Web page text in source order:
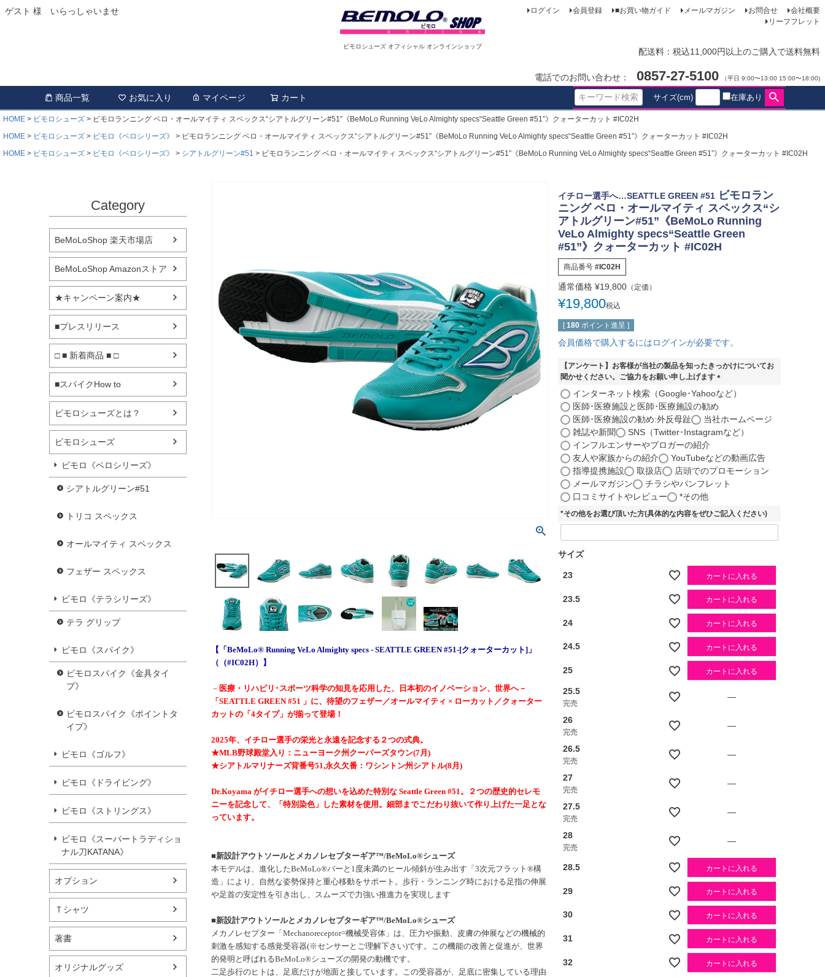
ゲスト 様 いらっしゃいませ
ビモロシューズ オフィシャル オンラインショップ
ログイン 会員登録 ■お買い物ガイド メールマガジン お問合せ
会社概要
リーフフレット
配送料：税込11,000円以上のご購入で送料無料
電話でのお問い合わせ： 0857-27-5100 （平日 9:00〜13:00 15:00〜18:00)
商品一覧 お気に入り マイページ カート サイズ(cm) 在庫あり
HOME ビモロシューズ
ビモロランニング ベロ・オールマイティ スペックス“シアトルグリーン#51”《BeMoLo Running VeLo Almighty specs“Seattle Green #51”》クォーターカット #IC02H
HOME
ビモロシューズ ビモロ《ベロシリーズ》
ビモロランニング ベロ・オールマイティ スペックス“シアトルグリーン#51”《BeMoLo Running VeLo Almighty specs“Seattle Green #51”》クォーターカット #IC02H
HOME
ビモロシューズ ビモロ《ベロシリーズ》 シアトルグリーン#51 ビモロランニング ベロ・オールマイティ スペックス“シアトルグリーン#51”《BeMoLo Running VeLo Almighty specs“Seattle Green #51”》クォーターカット #IC02H
Category
BeMoLoShop 楽天市場店
BeMoLoShop Amazonストア
★キャンペーン案内★
■プレスリリース
□ ■ 新着商品 ■ □
■スパイクHow to
ビモロシューズとは？
ビモロシューズ
ビモロ《ベロシリーズ》
シアトルグリーン#51
トリコ スペックス
オールマイティ スペックス
フェザー スペックス
ビモロ《テラシリーズ》
テラ グリップ
ビモロ《スパイク》
ビモロスパイク《金具タイ
プ》
ビモロスパイク《ポイントタ
イプ》
ビモロ《ゴルフ》
ビモロ《ドライビング》
ビモロ《ストリングス》
ビモロ《スーパートラディショ
ナル刀KATANA》
オプション
Ｔシャツ
著書
オリジナルグッズ
【「BeMoLo® Running VeLo Almighty specs - SEATTLE GREEN #51-[クォーターカット]」
（（#IC02H）】
－ 医療・リハビリ･スポーツ科学の知見を応用した、日本初のイノベーション、世界へ－
「SEATTLE GREEN #51 」に、待望のフェザー／オールマイティ × ローカット／クォーター
カットの「4タイプ」が揃って登場！
2025年、イチロー選手の栄光と永遠を記念する２つの式典。
★MLB野球殿堂入り：ニューヨーク州クーパーズタウン(7月)
★シアトルマリナーズ背番号51,永久欠番：ワシントン州シアトル(8月)
Dr.Koyama がイチロー選手への想いを込めた特別な Seattle Green #51。２つの歴史的セレモ
ニーを記念して、「特別染色」した素材を使用。細部までこだわり抜いて作り上げた一足とな
っています。
■新設計アウトソールとメカノレセプターギア™/BeMoLo®シューズ
本モデルは、進化したBeMoLo®バーと1度未満のヒール傾斜が生み出す「3次元フラット®構
造」により、自然な姿勢保持と重心移動をサポート。歩行・ランニング時における足指の伸展
や足首の安定性を引き出し、スムーズで力強い推進力を実現します
■新設計アウトソールとメカノレセプターギア™/BeMoLo®シューズ
メカノレセプター「Mechanoreceptor=機械受容体」は、圧力や振動、皮膚の伸展などの機械的
刺激を感知する感覚受容器(※センサーとご理解下さい)です。この機能の改善と促進が、世界
的発明と呼ばれるBeMoLo®シューズの開発の動機です。
二足歩行のヒトは、足底だけが地面と接しています。この受容器が、足底に密集している理由
イチロー選手へ…SEATTLE GREEN #51 ビモロラン
ニング ベロ・オールマイティ スペックス“シ
アトルグリーン#51”《BeMoLo Running
VeLo Almighty specs“Seattle Green
#51”》クォーターカット #IC02H
商品番号 #IC02H
通常価格 ¥19,800（定価）
¥19,800税込
[ 180 ポイント進呈 ]
会員価格で購入するにはログインが必要です。
【アンケート】お客様が当社の製品を知ったきっかけについてお
聞かせください。ご協力をお願い申し上げます
(
須
)
インターネット検索（Google･Yahooなど）
医師･医療施設と医師･医療施設の勧め
医師･医療施設の勧め:外反母趾
当社ホームページ
雑誌や新聞
SNS（Twitter･Instagramなど）
インフルエンサーやブロガーの紹介
友人や家族からの紹介
YouTubeなどの動画広告
指導提携施設
取扱店
店頭でのプロモーション
メールマガジン
チラシやパンフレット
口コミサイトやレビュー
*その他
*その他をお選び頂いた方(具体的な内容をぜひご記入ください)
サイズ
23 カートに入れる
23.5 カートに入れる
24 カートに入れる
24.5 カートに入れる
25 カートに入れる
25.5
完売
—
26
完売
—
26.5
完売
—
27
完売
—
27.5
完売
—
28
完売
—
28.5 カートに入れる
29 カートに入れる
30 カートに入れる
31 カートに入れる
32 カートに入れる